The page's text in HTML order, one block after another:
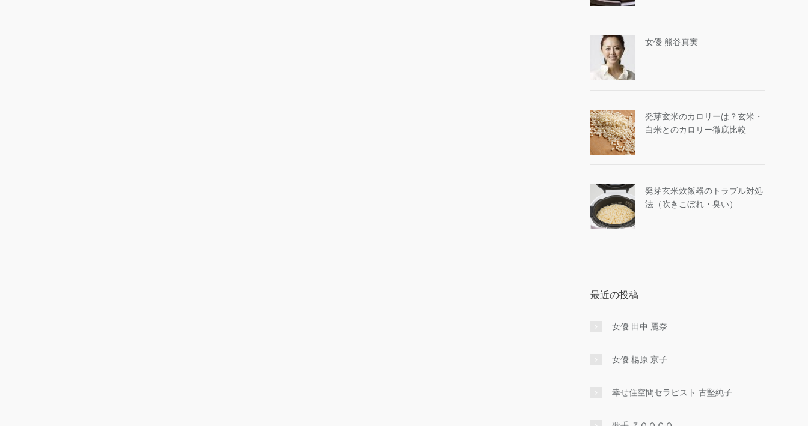
女優 熊谷真実
発芽玄米のカロリーは？玄米・
白米とのカロリー徹底比較
発芽玄米炊飯器のトラブル対処
法（吹きこぼれ・臭い）
最近の投稿
女優 田中 麗奈
女優 楊原 京子
幸せ住空間セラピスト 古堅純子